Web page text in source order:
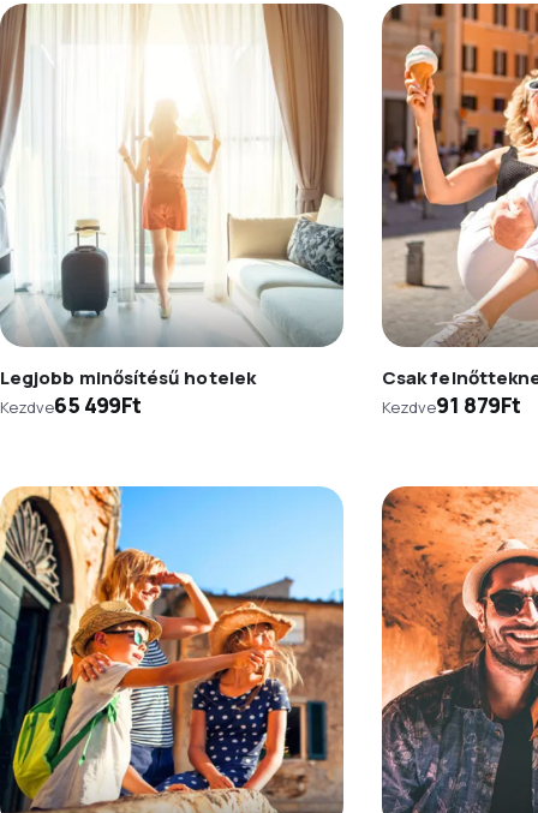
Legjobb minősítésű hotelek
Kezdve65 499Ft
Csak
Kezdve91 879Ft